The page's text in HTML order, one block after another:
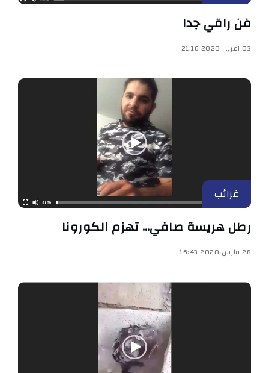
فن راقي جدا
03 افريل 2020 21:16
غرائب
رطل هريسة صافي… تهزم الكورونا
28 مارس 2020 16:43